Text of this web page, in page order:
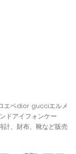
エベdior gucciエルメ
ドアイフォンケー
計、財布、靴など販売